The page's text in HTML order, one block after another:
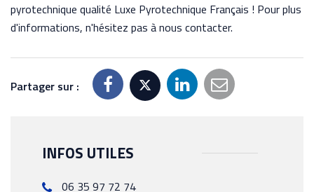
pyrotechnique qualité Luxe Pyrotechnique Français ! Pour plus
d'informations, n'hésitez pas à nous contacter.
Partager sur :
INFOS UTILES
06 35 97 72 74